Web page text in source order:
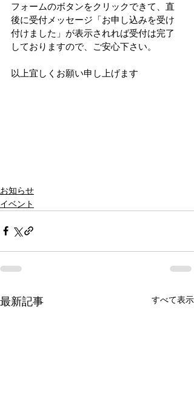
フォームのボタンをクリックできて、直
後に受付メッセージ「お申し込みを受け
付けました」が表示されれば受付は完了
しておりますので、ご安心下さい。
以上宜しくお願い申し上げます
お知らせ
イベント
最新記事 すべて表示